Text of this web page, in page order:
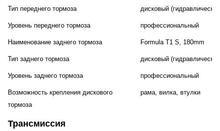
Тип переднего тормоза дисковый
Уровень переднего тормоза профессиональный
Наименование заднего тормоза Formula T1 S, 180mm
Тип заднего тормоза дисковый
Уровень заднего тормоза профессиональный
Возможность крепления дискового
тормоза
рама, вилка, втулки
Трансмиссия